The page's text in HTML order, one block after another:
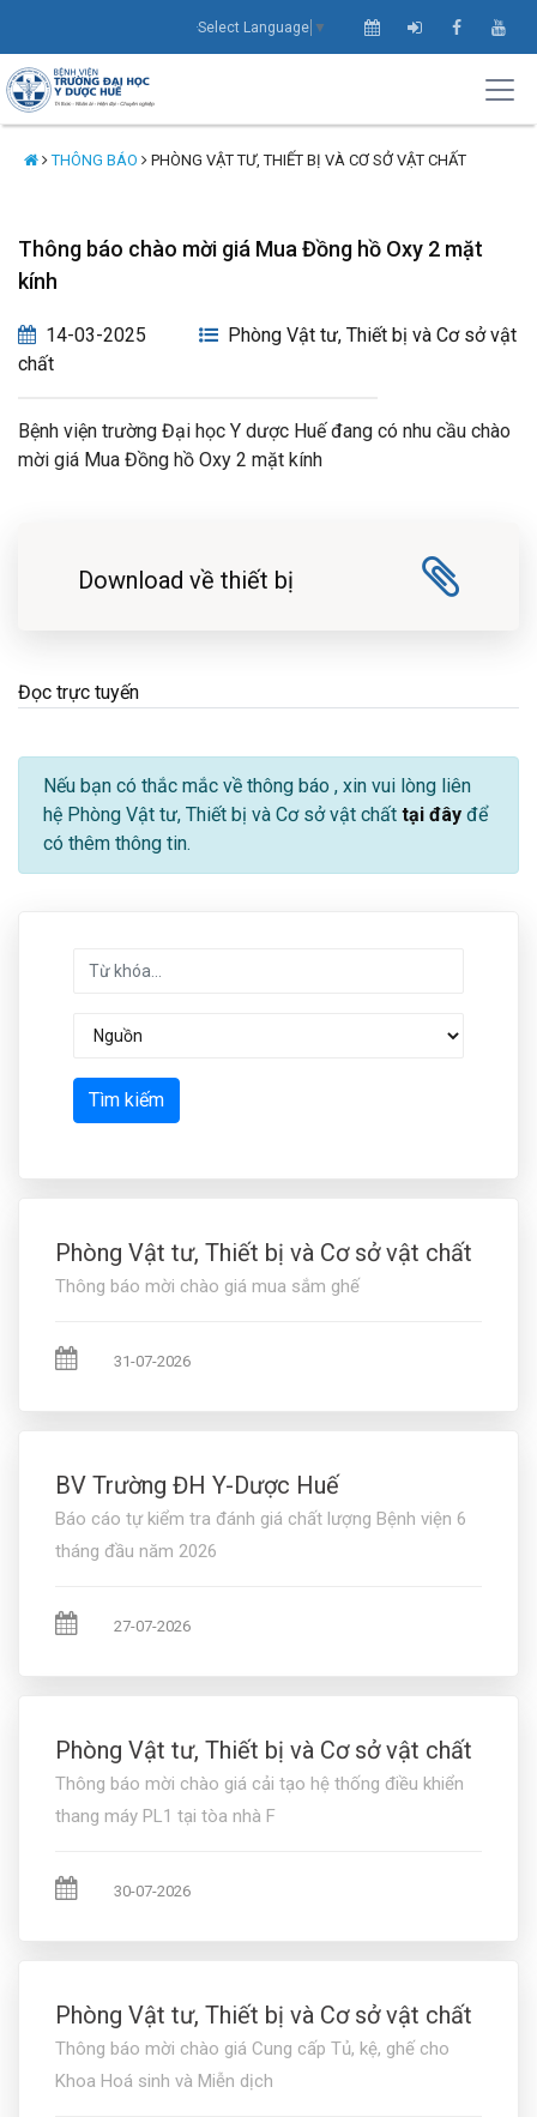
Select Language ▼
THÔNG BÁO PHÒNG VẬT TƯ, THIẾT BỊ VÀ CƠ SỞ VẬT CHẤT
Thông báo chào mời giá Mua Đồng hồ Oxy 2 mặt
kính
14-03-2025
Phòng Vật tư, Thiết bị và Cơ sở vật
chất
Bệnh viện trường Đại học Y dược Huế đang có nhu cầu chào
mời giá Mua Đồng hồ Oxy 2 mặt kính
Download về thiết bị
Đọc trực tuyến
Nếu bạn có thắc mắc về thông báo , xin vui lòng liên
hệ Phòng Vật tư, Thiết bị và Cơ sở vật chất tại đây để
có thêm thông tin.
Tìm kiếm
Phòng Vật tư, Thiết bị và Cơ sở vật chất
Thông báo mời chào giá mua sắm ghế
31-07-2026
BV Trường ĐH Y-Dược Huế
Báo cáo tự kiểm tra đánh giá chất lượng Bệnh viện 6
tháng đầu năm 2026
27-07-2026
Phòng Vật tư, Thiết bị và Cơ sở vật chất
Thông báo mời chào giá cải tạo hệ thống điều khiển
thang máy PL1 tại tòa nhà F
30-07-2026
Phòng Vật tư, Thiết bị và Cơ sở vật chất
Thông báo mời chào giá Cung cấp Tủ, kệ, ghế cho
Khoa Hoá sinh và Miễn dịch